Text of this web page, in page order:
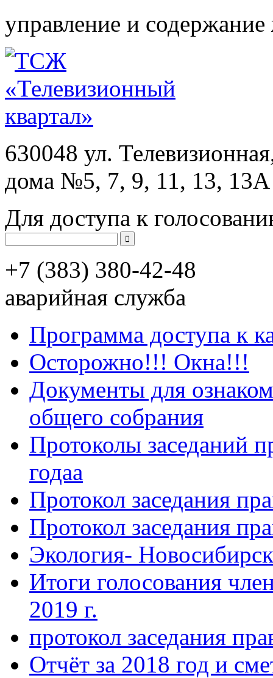
управление и
630048 ул.
дома №5, 7, 9, 11, 13, 13А
Для доступа к
+7 (383) 380-42-48
аварийная служба
Программа доступа к
Осторожно!!! Окна!!!
Документы для
общего собрания
Протоколы заседаний
годаа
Протокол заседания
Протокол заседания
Экология-
Итоги голосования
2019 г.
протокол заседания
Отчёт за 2018 год и